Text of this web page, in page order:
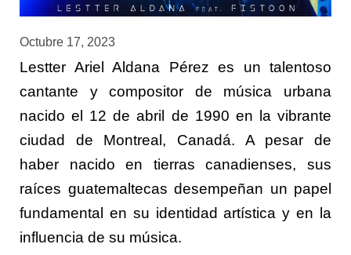
Octubre 17, 2023
Lestter Ariel Aldana Pérez es un talentoso
cantante y compositor de música urbana
nacido el 12 de abril de 1990 en la vibrante
ciudad de Montreal, Canadá. A pesar de
haber nacido en tierras canadienses, sus
raíces guatemaltecas desempeñan un papel
fundamental en su identidad artística y en la
influencia de su música.